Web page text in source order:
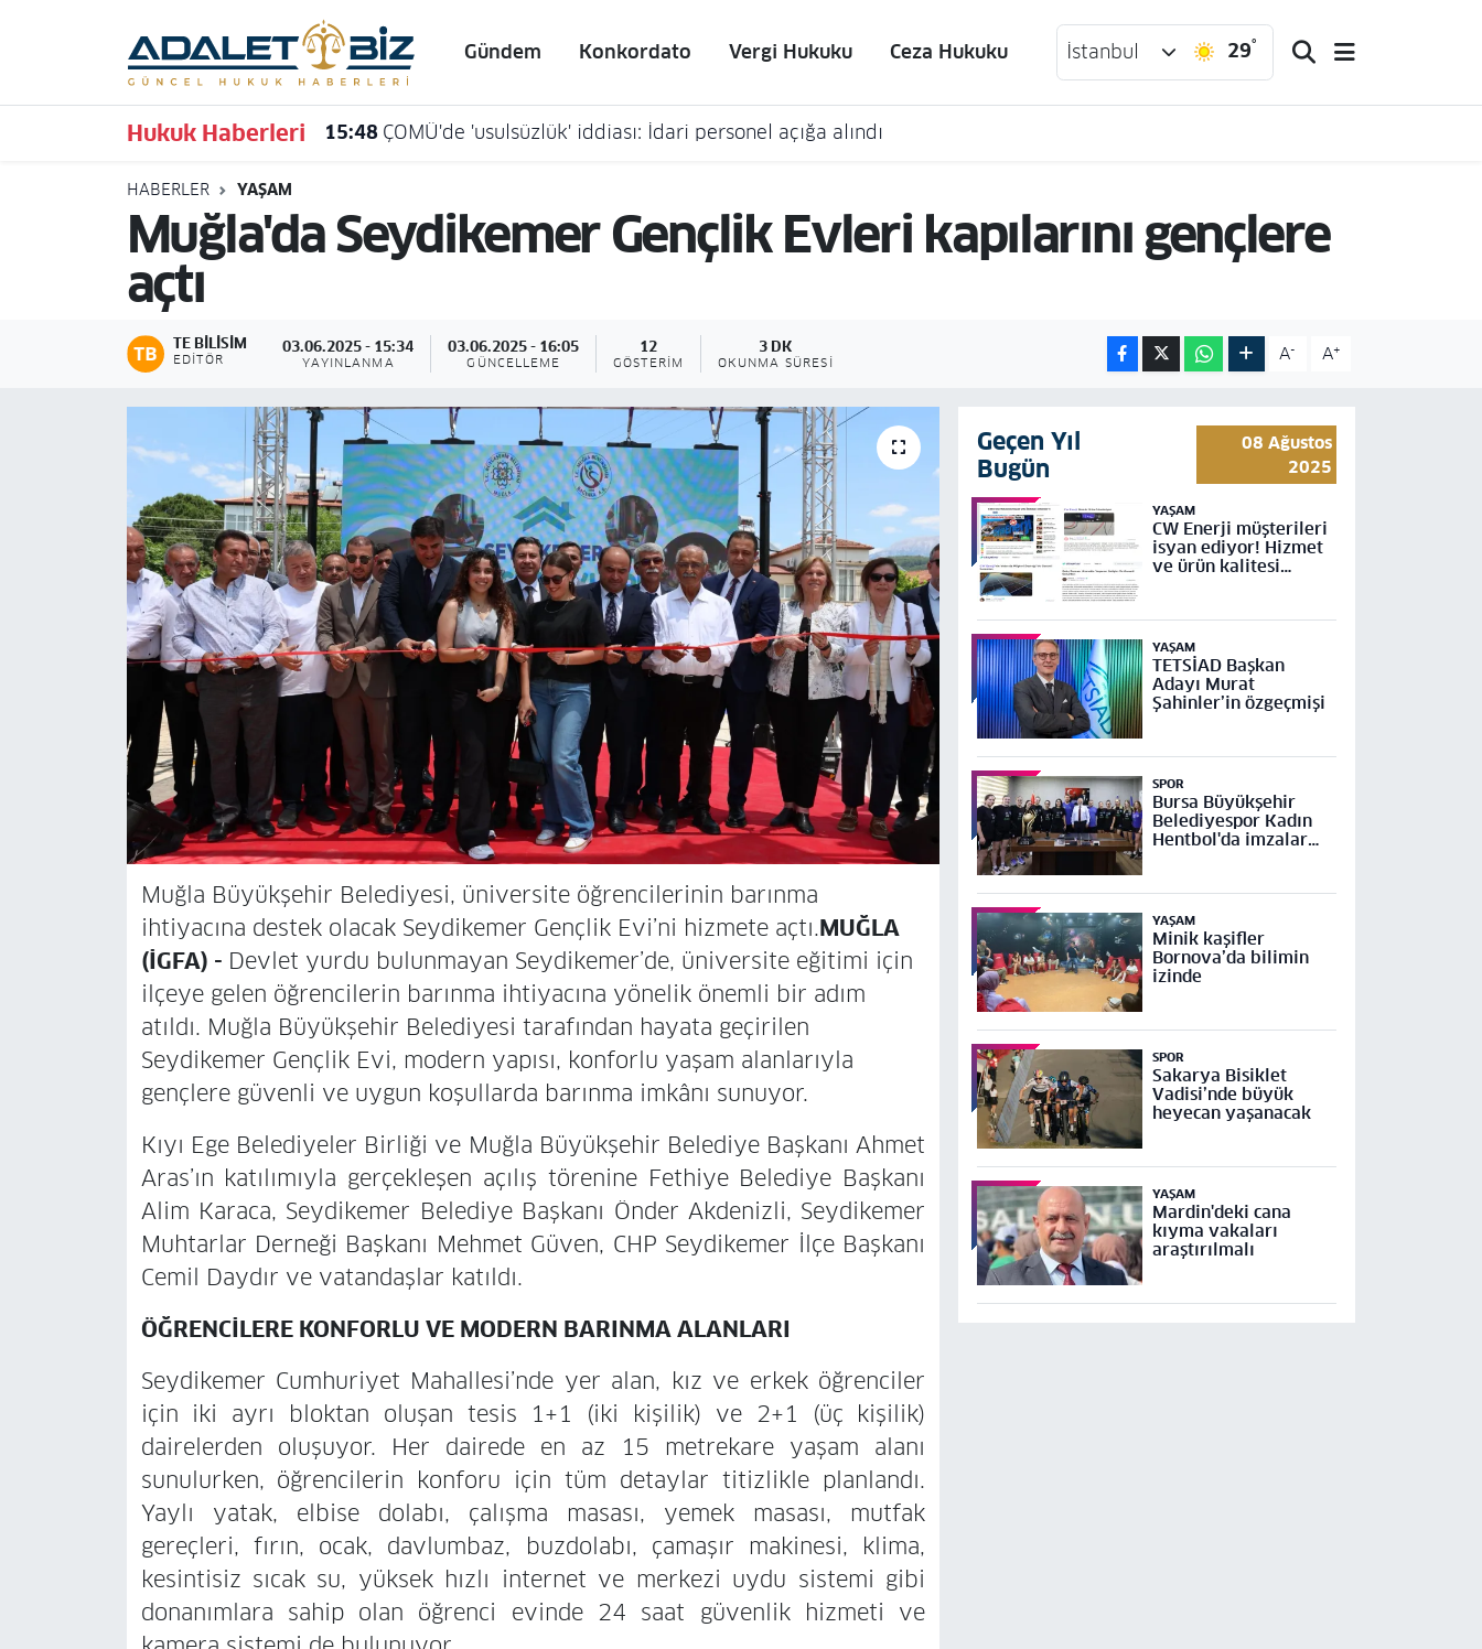
Gündem Konkordato Vergi Hukuku Ceza Hukuku İstanbul 29°
Hukuk Haberleri 15:48 ÇOMÜ'de 'usulsüzlük' iddiası: İdari personel açığa alındı
HABERLER YAŞAM
Muğla'da Seydikemer Gençlik Evleri kapılarını gençlere
açtı
TE BILISIM
EDITÖR
03.06.2025 - 15:34
YAYINLANMA
03.06.2025 - 16:05
GÜNCELLEME
12
GÖSTERIM
3 DK
OKUNMA SÜRESI A- A+
Muğla Büyükşehir Belediyesi, üniversite öğrencilerinin barınma
ihtiyacına destek olacak Seydikemer Gençlik Evi’ni hizmete açtı.MUĞLA
(İGFA) - Devlet yurdu bulunmayan Seydikemer’de, üniversite eğitimi için
ilçeye gelen öğrencilerin barınma ihtiyacına yönelik önemli bir adım
atıldı. Muğla Büyükşehir Belediyesi tarafından hayata geçirilen
Seydikemer Gençlik Evi, modern yapısı, konforlu yaşam alanlarıyla
gençlere güvenli ve uygun koşullarda barınma imkânı sunuyor.
Kıyı Ege Belediyeler Birliği ve Muğla Büyükşehir Belediye Başkanı Ahmet
Aras’ın katılımıyla gerçekleşen açılış törenine Fethiye Belediye Başkanı
Alim Karaca, Seydikemer Belediye Başkanı Önder Akdenizli, Seydikemer
Muhtarlar Derneği Başkanı Mehmet Güven, CHP Seydikemer İlçe Başkanı
Cemil Daydır ve vatandaşlar katıldı.
ÖĞRENCİLERE KONFORLU VE MODERN BARINMA ALANLARI
Seydikemer Cumhuriyet Mahallesi’nde yer alan, kız ve erkek öğrenciler
için iki ayrı bloktan oluşan tesis 1+1 (iki kişilik) ve 2+1 (üç kişilik)
dairelerden oluşuyor. Her dairede en az 15 metrekare yaşam alanı
sunulurken, öğrencilerin konforu için tüm detaylar titizlikle planlandı.
Yaylı yatak, elbise dolabı, çalışma masası, yemek masası, mutfak
gereçleri, fırın, ocak, davlumbaz, buzdolabı, çamaşır makinesi, klima,
kesintisiz sıcak su, yüksek hızlı internet ve merkezi uydu sistemi gibi
donanımlara sahip olan öğrenci evinde 24 saat güvenlik hizmeti ve
Geçen Yıl
Bugün
08 Ağustos
2025
YAŞAM
CW Enerji müşterileri
isyan ediyor! Hizmet
ve ürün kalitesi
YAŞAM
TETSİAD Başkan
Adayı Murat
Şahinler’in özgeçmişi
SPOR
Bursa Büyükşehir
Belediyespor Kadın
Hentbol'da imzalar
YAŞAM
Minik kaşifler
Bornova’da bilimin
izinde
SPOR
Sakarya Bisiklet
Vadisi’nde büyük
heyecan yaşanacak
YAŞAM
Mardin'deki cana
kıyma vakaları
araştırılmalı
Hava Durumu
Trafik Durumu
Süper Lig Puan Durumu ve Fikstür
Tüm Manşetler
Son Dakika Haberleri
Haber Arşivi